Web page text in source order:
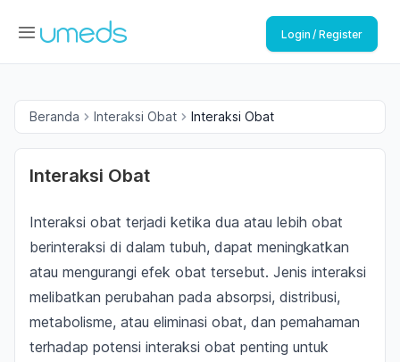
Login / Register
Beranda Interaksi Obat Interaksi Obat
Interaksi Obat
Interaksi obat terjadi ketika dua atau lebih obat
berinteraksi di dalam tubuh, dapat meningkatkan
atau mengurangi efek obat tersebut. Jenis interaksi
melibatkan perubahan pada absorpsi, distribusi,
metabolisme, atau eliminasi obat, dan pemahaman
terhadap potensi interaksi obat penting untuk